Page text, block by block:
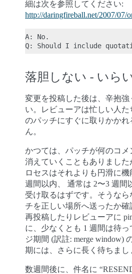
細は次を参照してください:
http://daringfireball.net/2007/07/
A: No.
落胆しない - いら
変更を投稿した後は、辛抱強
い。レビューアは忙しい人た
のパッチにすぐに取りかか
ん。
かつては、パッチが何のコ
消えていくこともありまし
ロセスはそれよりも円滑に
週間以内、 通常は 2〜3 週間
受け取るはずです。そうなら
チを正しい場所へ送ったか確
再投稿したりレビューアに
に、少なくとも 1 週間は待
ジ期間 (訳註: merge window)
期には、さらに長く待ちまし
数週間後に、件名に